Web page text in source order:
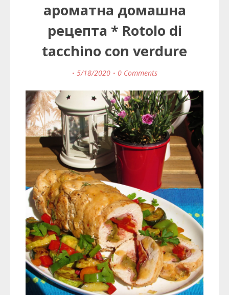
ароматна домашна
рецепта * Rotolo di
tacchino con verdure
5/18/2020 0 Comments